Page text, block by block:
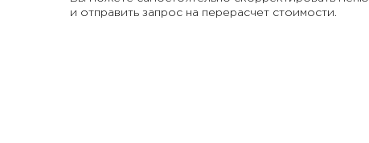
и отправить запрос на перерасчет стоимости.